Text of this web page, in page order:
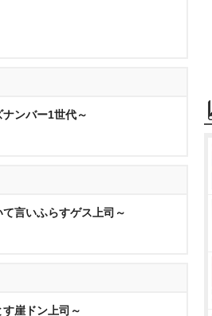
ンバー1世代～
言いふらすゲス上司～
崖ドン上司～